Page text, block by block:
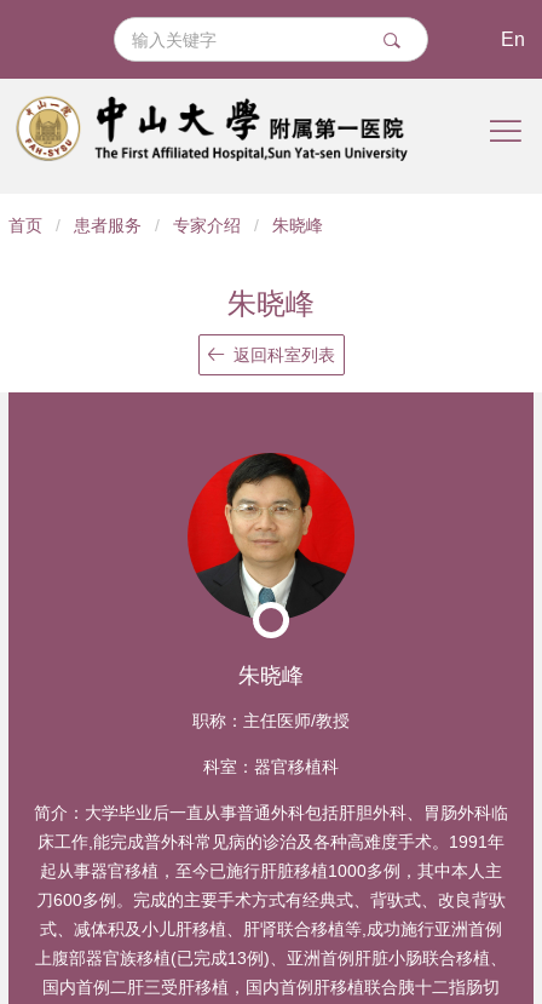
En
导
首页 / 患者服务 / 专家介绍 / 朱晓峰
朱晓峰
返回科室列表
朱晓峰
职称： 主任医师/教授
科室： 器官移植科
简介： 大学毕业后一直从事普通外科包括肝胆外科、胃肠外科临
床工作,能完成普外科常见病的诊治及各种高难度手术。1991年
起从事器官移植，至今已施行肝脏移植1000多例，其中本人主
刀600多例。完成的主要手术方式有经典式、背驮式、改良背驮
式、减体积及小儿肝移植、肝肾联合移植等,成功施行亚洲首例
上腹部器官族移植(已完成13例)、亚洲首例肝脏小肠联合移植、
国内首例二肝三受肝移植，国内首例肝移植联合胰十二指肠切